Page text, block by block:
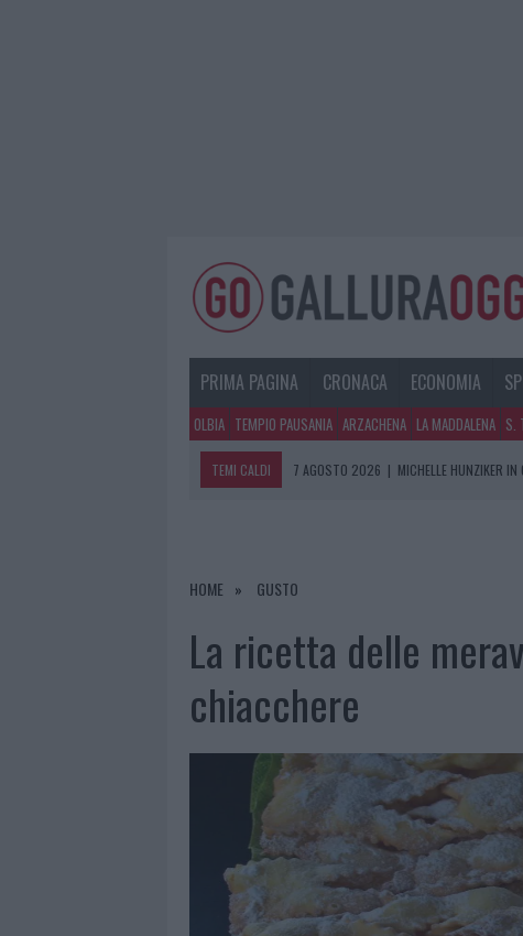
PRIMA PAGINA CRONACA ECONOMIA
OLBIA TEMPIO PAUSANIA ARZACHENA LA MADDALENA S.
TEMI CALDI 7 AGOSTO 2026 | MICHELLE HUNZIKER
7 AGOSTO 2026
HOME GUSTO
La ricetta delle
chiacchere